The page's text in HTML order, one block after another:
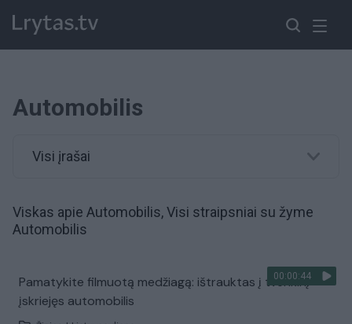
Automobilis
Visi įrašai
Viskas apie Automobilis, Visi straipsniai su žyme
Automobilis
00:00:44
Pamatykite filmuotą medžiagą: ištrauktas į tvenkinį
įskriejęs automobilis